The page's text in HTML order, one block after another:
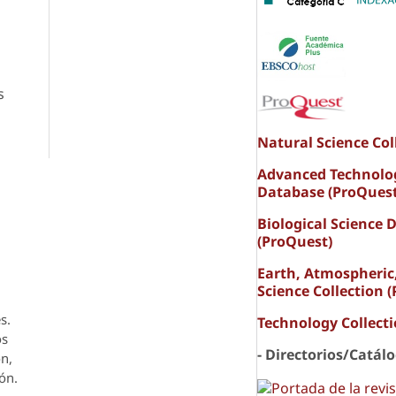
Natural Science
Advanced
Database
Biological Science
(ProQuest)
Earth,
Science Collection
Technology
- Directorios/